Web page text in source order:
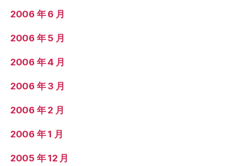
2006 年 6 月
2006 年 5 月
2006 年 4 月
2006 年 3 月
2006 年 2 月
2006 年 1 月
2005 年 12 月